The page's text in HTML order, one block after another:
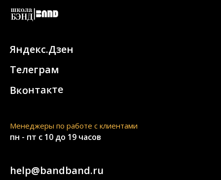
Яндекс.Дзен
Телеграм
Вконтакте
Менеджеры по работе с клиентами
help@bandband.ru
пн - пт с 10 до 19 часов